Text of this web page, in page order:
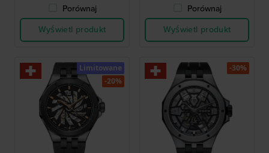
Porównaj
Wyświetl produkt
Porównaj
Wyświetl produkt
Limitowane
-20%
-30%